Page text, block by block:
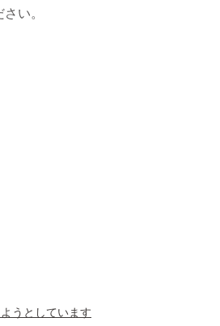
い。
うとしています